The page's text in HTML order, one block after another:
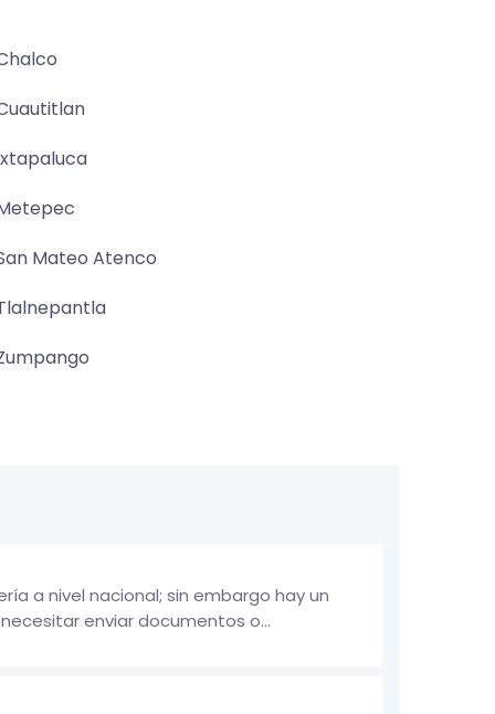
Mateo Atenco
a nivel nacional; sin embargo hay un
enviar documentos o...